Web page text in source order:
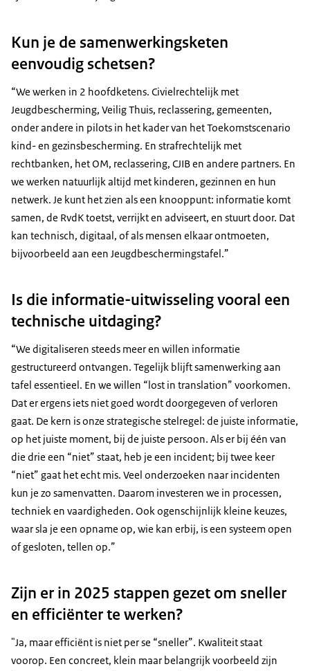
Kun je de samenwerkingsketen
eenvoudig schetsen?
“We werken in 2 hoofdketens. Civielrechtelijk met
Jeugdbescherming, Veilig Thuis, reclassering, gemeenten,
onder andere in pilots in het kader van het Toekomstscenario
kind- en gezinsbescherming. En strafrechtelijk met
rechtbanken, het OM, reclassering, CJIB en andere partners. En
we werken natuurlijk altijd met kinderen, gezinnen en hun
netwerk. Je kunt het zien als een knooppunt: informatie komt
samen, de RvdK toetst, verrijkt en adviseert, en stuurt door. Dat
kan technisch, digitaal, of als mensen elkaar ontmoeten,
bijvoorbeeld aan een Jeugdbeschermingstafel.”
Is die informatie-uitwisseling vooral een
technische uitdaging?
“We digitaliseren steeds meer en willen informatie
gestructureerd ontvangen. Tegelijk blijft samenwerking aan
tafel essentieel. En we willen “lost in translation” voorkomen.
Dat er ergens iets niet goed wordt doorgegeven of verloren
gaat. De kern is onze strategische stelregel: de juiste informatie,
op het juiste moment, bij de juiste persoon. Als er bij één van
die drie een “niet” staat, heb je een incident; bij twee keer
“niet” gaat het echt mis. Veel onderzoeken naar incidenten
kun je zo samenvatten. Daarom investeren we in processen,
techniek en vaardigheden. Ook ogenschijnlijk kleine keuzes,
waar sla je een opname op, wie kan erbij, is een systeem open
of gesloten, tellen op.”
Zijn er in 2025 stappen gezet om sneller
en efficiënter te werken?
"Ja, maar efficiënt is niet per se “sneller”. Kwaliteit staat
voorop. Een concreet, klein maar belangrijk voorbeeld zijn